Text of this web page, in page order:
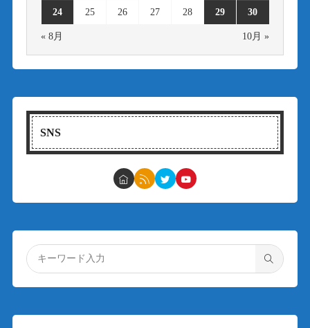
24 25 26 27 28 29 30
« 8月 10月 »
SNS